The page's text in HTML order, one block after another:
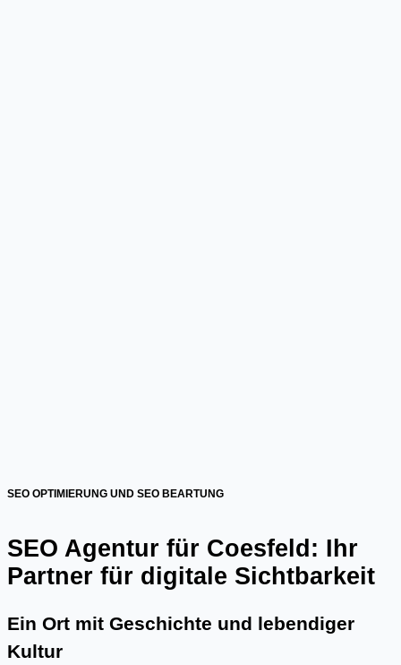
SEO OPTIMIERUNG UND SEO BEARTUNG
SEO Agentur für Coesfeld: Ihr
Partner für digitale Sichtbarkeit
Ein Ort mit Geschichte und lebendiger
Kultur